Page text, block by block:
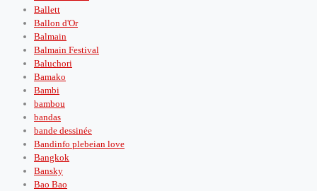
Ballett
Ballon d'Or
Balmain
Balmain Festival
Baluchori
Bamako
Bambi
bambou
bandas
bande dessinée
Bandinfo plebeian love
Bangkok
Bansky
Bao Bao